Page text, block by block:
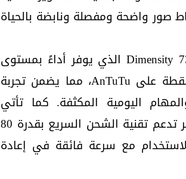
صور واضحة ومفصلة ونابضة بالحياة
ويعتمد realme 16 Pro على معالج Dimensity 7300 – Max الذي يوفر أداءً بمستوى
الهواتف الرائدة، مع تحقيق أكثر من مليون نقطة على AnTuTu، مما يضمن تجربة
اليومية المكثفة. كما تأتي
السلسلة ببطارية ضخمة بسعة 7000 مللي أمبير تدعم تقنية الشحن السريع بقدرة 80
مع سرعة فائقة في إعادة